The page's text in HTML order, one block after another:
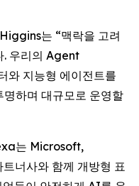
는 “맥락을 고려
. 우리의 Agent
와 지능형 에이전트를
하며 대규모로 운영할
는 Microsoft,
너사와 함께 개방형 표